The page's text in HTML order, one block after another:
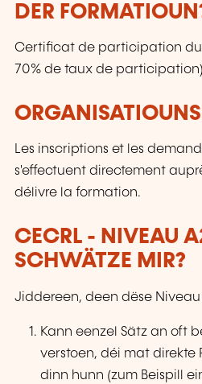
DER
Certificat de participation du
70% de taux de participation)
Les inscriptions et les
s'effectuent directement
délivre la formation.
CECRL - NIVEAU
SCHWÄTZE MIR?
Jiddereen, deen dëse
Kann eenzel Sätz an oft
verstoen, déi mat direkte
dinn hunn (zum Beispill